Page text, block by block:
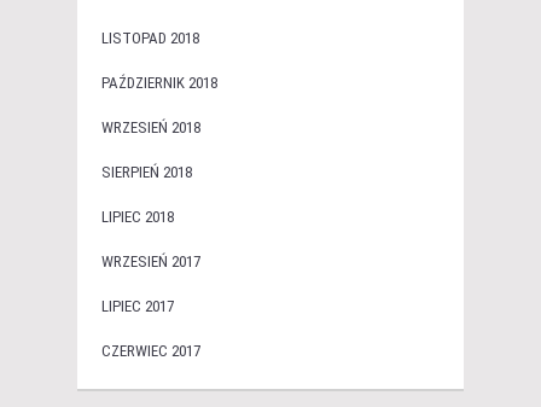
LISTOPAD 2018
PAŹDZIERNIK 2018
WRZESIEŃ 2018
SIERPIEŃ 2018
LIPIEC 2018
WRZESIEŃ 2017
LIPIEC 2017
CZERWIEC 2017